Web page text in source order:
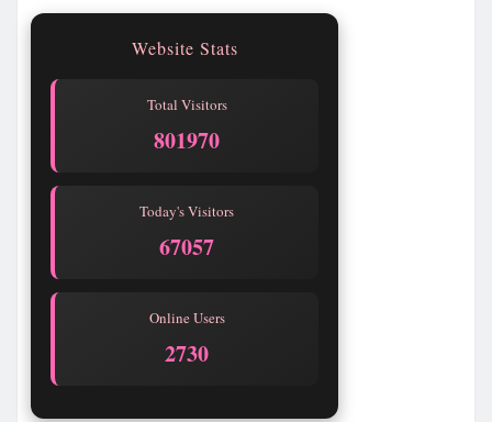
Website Stats
Total Visitors
801970
Today's Visitors
67057
Online Users
2730